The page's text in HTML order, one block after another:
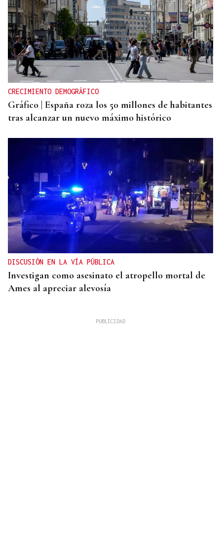
CRECIMIENTO DEMOGRÁFICO
Gráfico | España roza los 50 millones de habitantes
tras alcanzar un nuevo máximo histórico
DISCUSIÓN EN LA VÍA PÚBLICA
Investigan como asesinato el atropello mortal de
Ames al apreciar alevosía